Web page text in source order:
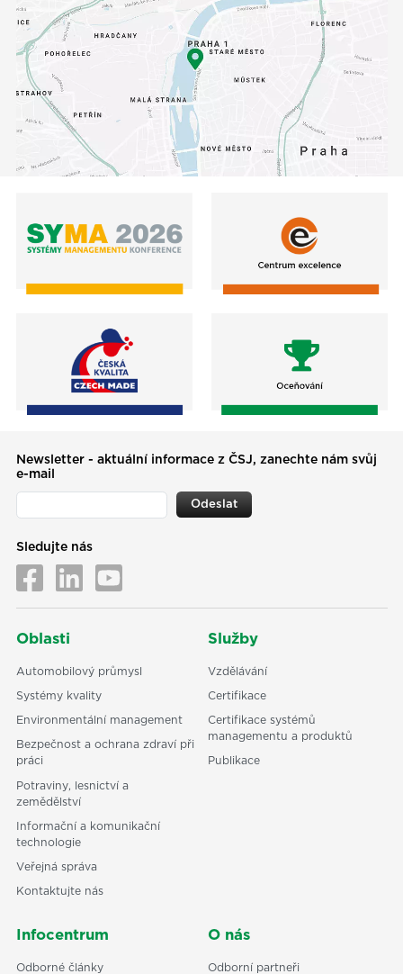
Newsletter - aktuální informace z ČSJ, zanechte nám svůj
e-mail
Odeslat
Sledujte nás
Oblasti
Automobilový průmysl
Systémy kvality
Environmentální management
Bezpečnost a ochrana zdraví při
práci
Potraviny, lesnictví a
zemědělství
Informační a komunikační
technologie
Veřejná správa
Kontaktujte nás
Služby
Vzdělávání
Certifikace
Certifikace systémů
managementu a produktů
Publikace
Infocentrum
Odborné články
O nás
Odborní partneři